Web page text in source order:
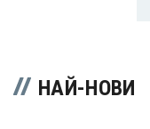
НАЙ-НОВИ